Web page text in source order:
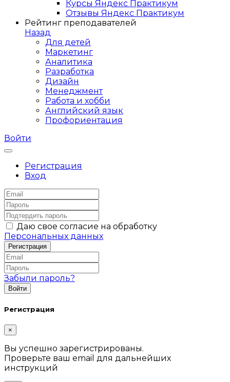
Курсы Яндекс Практикум
Отзывы Яндекс Практикум
Рейтинг преподавателей
Назад
Для детей
Маркетинг
Аналитика
Разработка
Дизайн
Менеджмент
Работа и хобби
Английский язык
Профориентация
Войти
Регистрация
Вход
Даю свое согласие на обработку
Персональных данных
Забыли пароль?
Регистрация
×
Вы успешно зарегистрированы.
Проверьте ваш email для дальнейших
инструкций